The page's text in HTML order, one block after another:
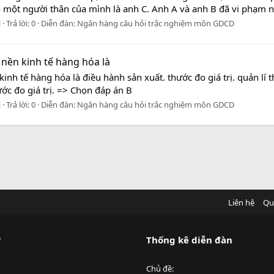
người thân của mình là anh C. Anh A và anh B đã vi phạm
Trả lời: 0 Diễn đàn: Ngân hàng câu hỏi trắc nghiệm môn GDCD
kinh tế hàng hóa là
tế hàng hóa là điều hành sản xuất. thước đo giá trị. quản
đo giá trị. => Chọn đáp án B
Trả lời: 0 Diễn đàn: Ngân hàng câu hỏi trắc nghiệm môn GDCD
Liên hệ
Thống kê diễn đàn
Chủ đề